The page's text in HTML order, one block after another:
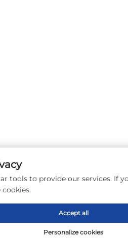
tools to provide our services. If
Personalize cookies
Accept all